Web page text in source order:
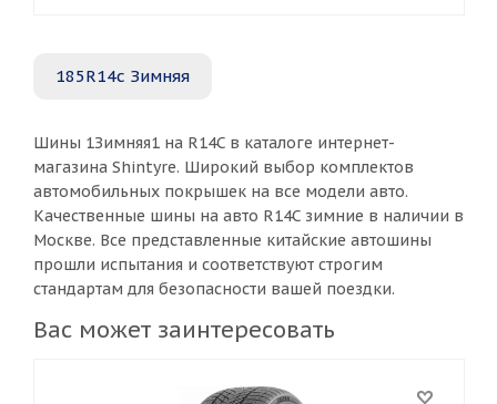
185R14c Зимняя
Шины 1Зимняя1 на R14C в каталоге интернет-
магазина Shintyre. Широкий выбор комплектов
автомобильных покрышек на все модели авто.
Качественные шины на авто R14C зимние в наличии в
Москве. Все представленные китайские автошины
прошли испытания и соответствуют строгим
стандартам для безопасности вашей поездки.
Вас может заинтересовать